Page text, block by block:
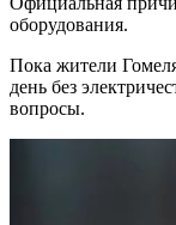
оборудования.
Пока жители
день без
вопросы.